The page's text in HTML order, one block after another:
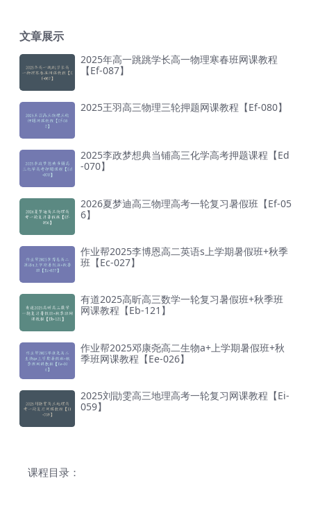
文章展示
2025年高一跳跳学长高一物理寒春班网课教程
【Ef-087】
2025王羽高三物理三轮押题网课教程【Ef-080】
2025李政梦想典当铺高三化学高考押题课程【Ed
-070】
2026夏梦迪高三物理高考一轮复习暑假班【Ef-05
6】
作业帮2025李博恩高二英语s上学期暑假班+秋季
班【Ec-027】
有道2025高昕高三数学一轮复习暑假班+秋季班
网课教程【Eb-121】
作业帮2025邓康尧高二生物a+上学期暑假班+秋
季班网课教程【Ee-026】
2025刘勖雯高三地理高考一轮复习网课教程【Ei-
059】
课程目录：